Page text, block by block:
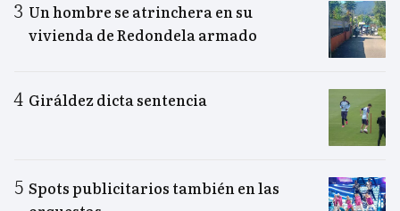
Un hombre se atrinchera en su
vivienda de Redondela armado
Giráldez dicta sentencia
Spots publicitarios también en las